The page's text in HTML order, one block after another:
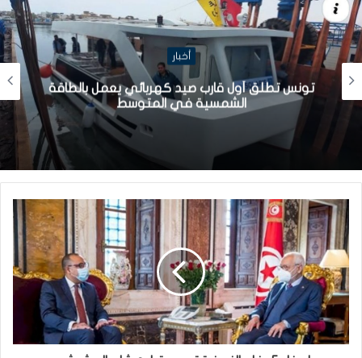
أخبار
تونس تطلق أول قارب صيد كهربائي يعمل بالطاقة
الشمسية في المتوسط